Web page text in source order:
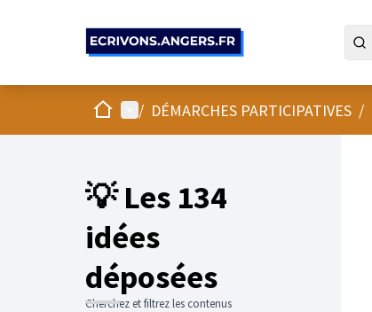
AccueilMenu principal
/ DÉMARCHES PARTICIPATIVES /
💡 Les 134
idées
déposées
Cherchez et filtrez les contenus